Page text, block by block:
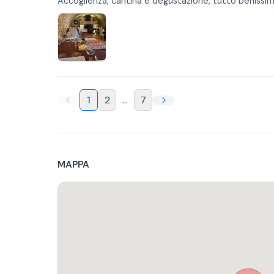
1 2 ... 7
MAPPA